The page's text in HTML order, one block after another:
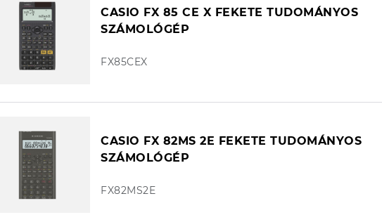
CASIO FX 85 CE X FEKETE TUDOMÁNYOS
SZÁMOLÓGÉP
FX85CEX
CASIO FX 82MS 2E FEKETE TUDOMÁNYOS
SZÁMOLÓGÉP
FX82MS2E